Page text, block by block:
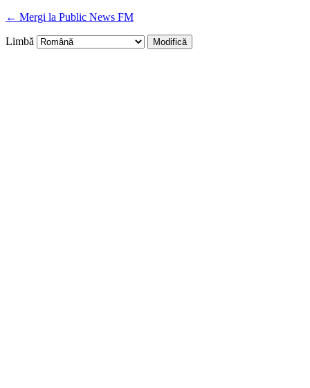
← Mergi la Public News FM
Limbă